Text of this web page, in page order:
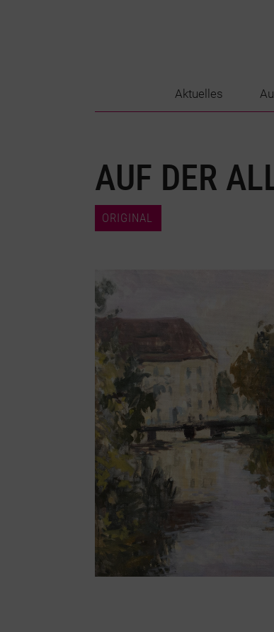
Aktuelles
AUF DER
ORIGINAL